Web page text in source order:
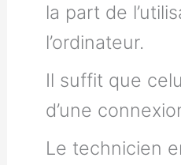
la part de
l’ordinateur.
Il suffit que
d’une
Le technicien